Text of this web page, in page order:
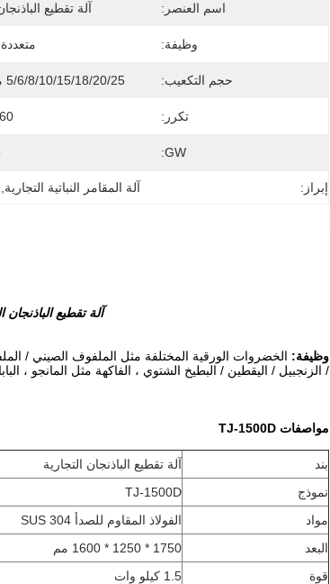
اسم العنصر: آلة تقطيع
وظيفة:
حجم التكعيب: 5/6/8/10/15/18/20/25 مم (خيار)
تكرر: 50/
GW:
إبراز: آلة المقامر النباتية التجارية
آلة تقطيع
وظيفة: الخضروات الورقية المختلفة مثل الملفوف الصيني /
/ الزنجبيل / اليقطين / البطيخ الشتوي ، الفاكهة مثل المانجو ،
مواصفات TJ-1500D
بند
آلة تقطيع الباذنجان التجارية
نموذج
TJ-1500D
مواد
الفولاذ المقاوم للصدأ SUS 304
البعد
1750 * 1250 * 1600 مم
قوة
1.5 كيلو وات